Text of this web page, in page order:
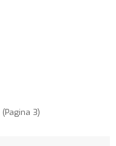
(Pagina 3)